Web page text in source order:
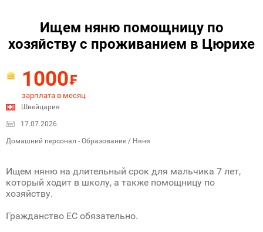
Ищем няню помощницу по
хозяйству с проживанием в Цюрихе
1000₣
зарплата в месяц
Швейцария
17.07.2026
Домашний персонал - Образование / Няня
Ищем няню на длительный срок для мальчика 7 лет,
который ходит в школу, а также помощницу по
хозяйству.
Гражданство ЕС обязательно.